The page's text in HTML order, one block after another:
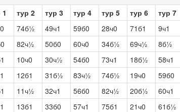
1 тур 2 тур 3 тур 4 тур 5 тур 6 тур 7
74б½ 49ч1 59б0 28ч0 71б1 9ч1
82ч½ 50б0 60ч0 34б½ 69ч½ 8б½
10ч0 30ч½ 54б0 73ч1 18б½ 58ч1
12б1 31б½ 83ч½ 74б½ 19ч0 59б0
11ч½ 32ч1 56б0 82ч½ 20б½ 60ч1
13б1 33б0 57ч1 75б1 21ч0 61б½